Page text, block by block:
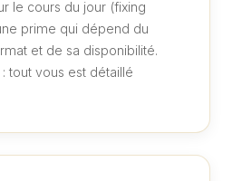
le cours du jour (fixing
prime qui dépend du
et de sa disponibilité.
tout vous est détaillé